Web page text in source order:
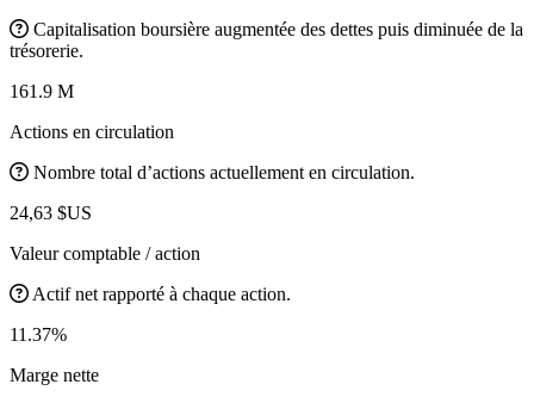
Capitalisation boursière augmentée des dettes puis diminuée de la
trésorerie.
161.9 M
Actions en circulation
Nombre total d’actions actuellement en circulation.
24,63 $US
Valeur comptable / action
Actif net rapporté à chaque action.
11.37%
Marge nette